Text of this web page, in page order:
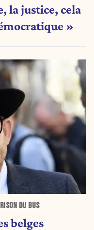
la justice, cela
»
DU BUS
belges